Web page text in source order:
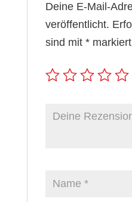
Deine E-Mail-
veröffentlicht.
sind mit *markiert